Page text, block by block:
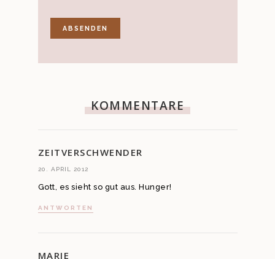
KOMMENTARE
ZEITVERSCHWENDER
20. APRIL 2012
Gott, es sieht so gut aus. Hunger!
ANTWORTEN
MARIE